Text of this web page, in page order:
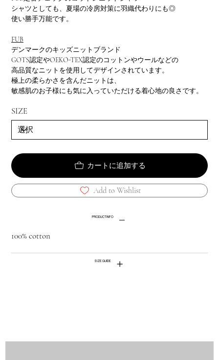
シャツとしても、夏場の冷房対策に羽織代わりにも◎
使い勝手万能です。
FUB
デンマークのキッズニットブランド
GOTS認定やOEKO-TEX認定のコットンやウールなどの
高品質なニットを使用してデザインされています。
極上の柔らかさを含んだニットは、
敏感肌のお子様にも気に入っていただける着心地の良さです。
SIZE
カートに追加する
Add to Wishlist
PRODUCT INFO
100% cotton
SIZE GUIDE